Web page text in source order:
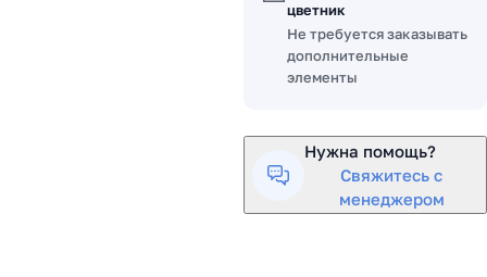
цветник
Не требуется заказывать
дополнительные
элементы
Нужна помощь?
Свяжитесь с
менеджером